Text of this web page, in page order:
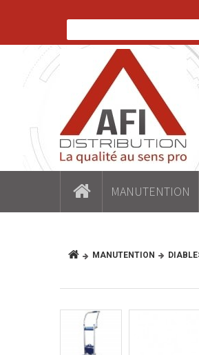
MANUTENTION
MANUTENTION